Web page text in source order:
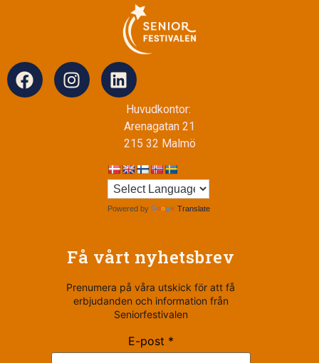
Huvudkontor:
Arenagatan 21
215 32 Malmö
Powered by Translate
Få vårt nyhetsbrev
Prenumera på våra utskick för att få
erbjudanden och information från
Seniorfestivalen
E-post *